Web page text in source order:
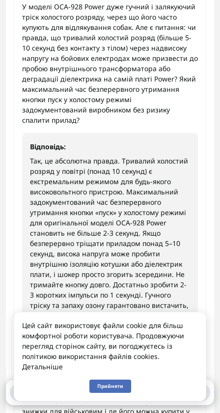
0
У моделі ОСА-928 Power дуже гучний і залякуючий
тріск холостого розряду, через що його часто
купують для відлякування собак. Але є питання: чи
правда, що тривалий холостий розряд (більше 5-
10 секунд без контакту з тілом) через надвисоку
напругу на бойових електродах може призвести до
пробою внутрішнього трансформатора або
деградації діелектрика на самій платі Power? Який
максимальний час безперервного утримання
кнопки пуск у холостому режимі
задокументований виробником без ризику
спалити прилад?
Відповідь:
Так, це абсолютна правда. Тривалий холостий
розряд у повітрі (понад 10 секунд) є
екстремальним режимом для будь-якого
високовольтного пристрою. Максимальний
задокументований час безперервного
утримання кнопки «пуск» у холостому режимі
для оригінальної моделі ОСА-928 Power
становить не більше 2-3 секунд. Якщо
безперервно тріщати приладом понад 5–10
секунд, висока напруга може пробити
внутрішню ізоляцію котушки або діелектрик
плати, і шокер просто згорить зсередини. Не
тримайте кнопку довго. Достатньо зробити 2-
3 коротких імпульси по 1 секунді. Гучного
тріску та запаху озону гарантовано вистачить,
електроніки!
22 червня (23:14)
25 травня (08:07)
Як часто треба заряджати цей шокер? Чи є якісь
Цей сайт використовує файли cookie для більш
комфортної роботи користувача. Продовжуючи
перегляд сторінок сайту, ви погоджуєтесь із
політикою використання файлів cookies.
Детальніше
Прийняти